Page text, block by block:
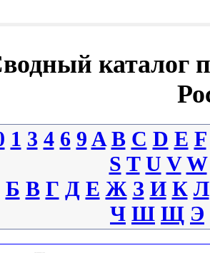
каталог
1 3 4 6 9 A B C D E F
S T U V W
Б В Г Д Е Ж З И К Л
Ч Ш Щ Э